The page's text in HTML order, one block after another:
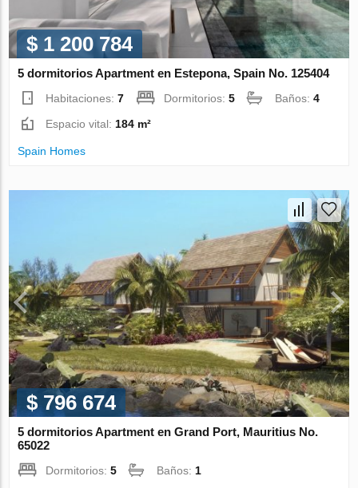
$ 1 200 784
5 dormitorios Apartment en Estepona, Spain No. 125404
Habitaciones:7 Dormitorios:5 Baños:4
Espacio vital: 184 m²
Spain Homes
$ 796 674
5 dormitorios Apartment en Grand Port, Mauritius No.
65022
Dormitorios:5 Baños: 1